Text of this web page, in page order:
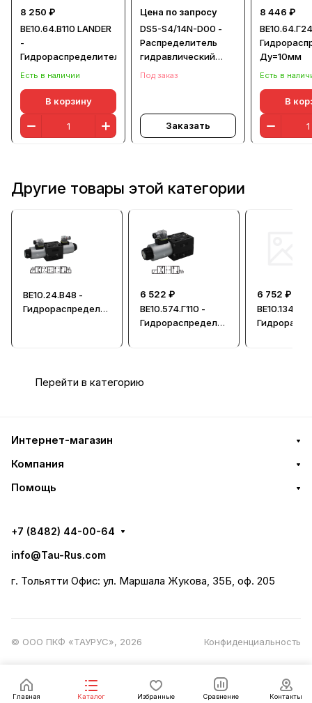
8 250 ₽
ВЕ10.64.В110 LANDER
-
Гидрораспределитель
Есть в наличии
В корзину
Цена по запросу
DS5-S4/14N-D00 -
Распределитель
гидравлический
CETOP 05
Под заказ
Заказать
8 446 ₽
Ду=10мм
Есть в
В
Другие товары этой категории
ВЕ10.24.В48 -
Гидрораспредели
6 522 ₽
ВЕ10.574.Г110 -
Гидрораспредели
6 752 ₽
ВЕ10.134-
Перейти в категорию
Главная Каталог Избранные Сравнение Контакты
Интернет-магазин
Компания
Помощь
+7 (8482) 44-00-64
info@Tau-Rus.com
г. Тольятти Офис: ул. Маршала Жукова, 35Б, оф. 205
© ООО ПКФ «ТАУРУС», 2026 Конфиденциальность